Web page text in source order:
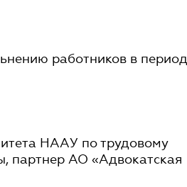
работников в период
НААУ по трудовому
партнер АО «Адвокатская